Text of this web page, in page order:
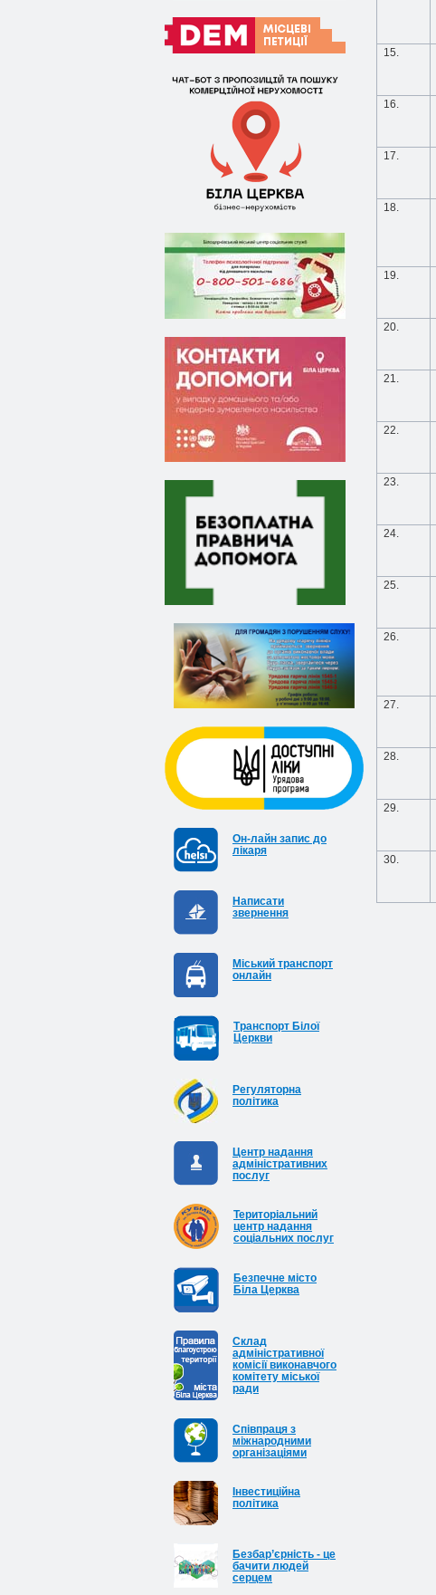
Он-лайн запис до
лікаря
Написати
звернення
Міський транспорт
онлайн
Транспорт Білої
Церкви
Регуляторна
політика
Центр надання
адміністративних
послуг
Територіальний
центр надання
соціальних послуг
Безпечне місто
Біла Церква
Cклад
адміністративної
комісії виконавчого
комітету міської
ради
Співпраця з
міжнародними
організаціями
Інвестиційна
політика
Безбар’єрність - це
бачити людей
серцем
15.
16.
17.
18.
19.
20.
21.
22.
23.
24.
25.
26.
27.
28.
29.
30.